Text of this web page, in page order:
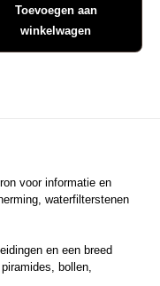
Toevoegen aan
winkelwagen
voor informatie en
waterfilterstenen
en een breed
bollen,